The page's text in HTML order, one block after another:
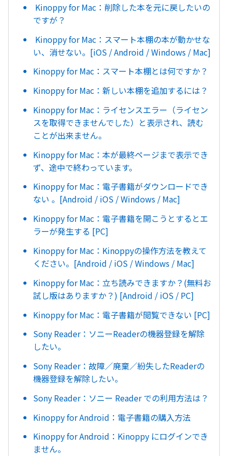
Kinoppy for Mac：削除した本を元に戻したいの
ですが？
Kinoppy for Mac：スマート本棚の本が動かせな
い、消せない。[iOS / Android / Windows / Mac]
Kinoppy for Mac：スマート本棚とは何ですか？
Kinoppy for Mac：新しい本棚を追加するには？
Kinoppy for Mac：ライセンスエラー（ライセン
スを取得できませんでした）と表示され、読む
ことが出来ません。
Kinoppy for Mac：本が最終ページまで表示でき
ず、途中で終わっています。
Kinoppy for Mac：電子書籍がダウンロードでき
ない 。[Android / iOS / Windows / Mac]
Kinoppy for Mac：電子書籍を開こうとするとエ
ラーが発生する [PC]
Kinoppy for Mac：Kinoppyの操作方法を教えて
ください。[Android / iOS / Windows / Mac]
Kinoppy for Mac：立ち読みできますか？(無料お
試し版はありますか？) [Android / iOS / PC]
Kinoppy for Mac：電子書籍が閲覧できない [PC]
Sony Reader：ソニーReaderの機器登録を解除
したい。
Sony Reader：故障／廃棄／紛失したReaderの
機器登録を解除したい。
Sony Reader：ソニー Reader での利用方法は？
Kinoppy for Android：電子書籍の購入方法
Kinoppy for Android：Kinoppy にログインでき
ません。